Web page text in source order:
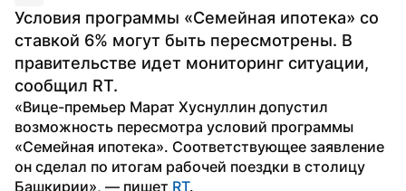
Условия программы «Семейная ипотека» со
ставкой 6% могут быть пересмотрены. В
правительстве идет мониторинг ситуации,
сообщил RT.
«Вице-премьер Марат Хуснуллин допустил
возможность пересмотра условий программы
«Семейная ипотека». Соответствующее заявление
он сделал по итогам рабочей поездки в столицу
Башкирии», — пишет RT.